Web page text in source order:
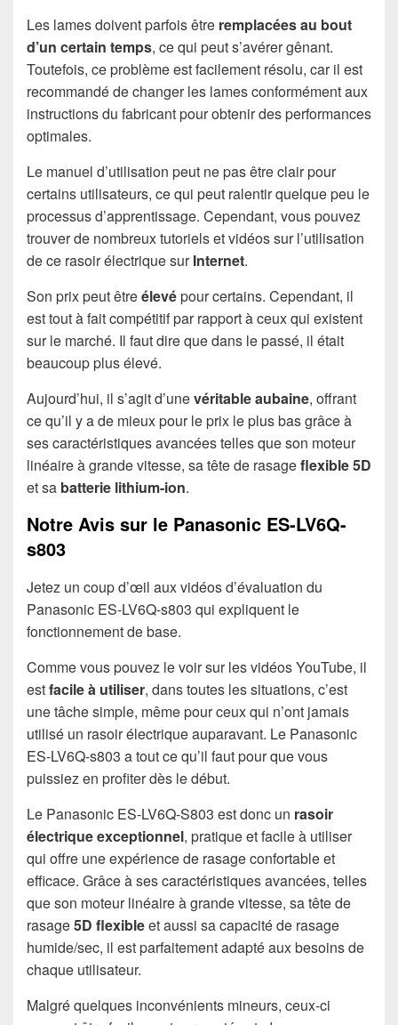
Les lames doivent parfois être remplacées au bout
d’un certain temps, ce qui peut s’avérer gênant.
Toutefois, ce problème est facilement résolu, car il est
recommandé de changer les lames conformément aux
instructions du fabricant pour obtenir des performances
optimales.
Le manuel d’utilisation peut ne pas être clair pour
certains utilisateurs, ce qui peut ralentir quelque peu le
processus d’apprentissage. Cependant, vous pouvez
trouver de nombreux tutoriels et vidéos sur l’utilisation
de ce rasoir électrique surInternet.
Son prix peut êtreélevépour certains. Cependant, il
est tout à fait compétitif par rapport à ceux qui existent
sur le marché. Il faut dire que dans le passé, il était
beaucoup plus élevé.
Aujourd’hui, il s’agit d’unevéritable aubaine, offrant
ce qu’il y a de mieux pour le prix le plus bas grâce à
ses caractéristiques avancées telles que son moteur
linéaire à grande vitesse, sa tête de rasageflexible 5D
et sa batterie lithium-ion.
Notre Avis sur le Panasonic ES-LV6Q-
s803
Jetez un coup d’œil aux vidéos d’évaluation du
Panasonic ES-LV6Q-s803 qui expliquent le
fonctionnement de base.
Comme vous pouvez le voir sur les vidéos YouTube, il
estfacile à utiliser, dans toutes les situations, c’est
une tâche simple, même pour ceux qui n’ont jamais
utilisé un rasoir électrique auparavant. Le Panasonic
ES-LV6Q-s803 a tout ce qu’il faut pour que vous
puissiez en profiter dès le début.
Le Panasonic ES-LV6Q-S803 est donc un rasoir
électrique exceptionnel, pratique et facile à utiliser
qui offre une expérience de rasage confortable et
efficace. Grâce à ses caractéristiques avancées, telles
que son moteur linéaire à grande vitesse, sa tête de
rasage5D flexibleet aussi sa capacité de rasage
humide/sec, il est parfaitement adapté aux besoins de
chaque utilisateur.
Malgré quelques inconvénients mineurs, ceux-ci